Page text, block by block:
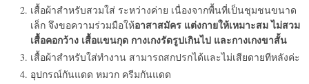
เสื้อผ้าสำหรับสวมใส่ ระหว่างค่าย เนื่องจากพื้นที่เป็นชุมชนขนาด
เล็ก จึงขอความร่วมมือให้อาสาสมัคร แต่งกายให้เหมาะสม ไม่สวม
เสื้อคอกว้าง เสื้อแขนกุด กางเกงรัดรูปเกินไป และกางเกงขาสั้น
เสื้อผ้าสำหรับใส่ทำงาน สามารถสกปรกได้และไม่เสียดายทีหลังค่ะ
อุปกรณ์กันแดด หมวก ครีมกันแดด